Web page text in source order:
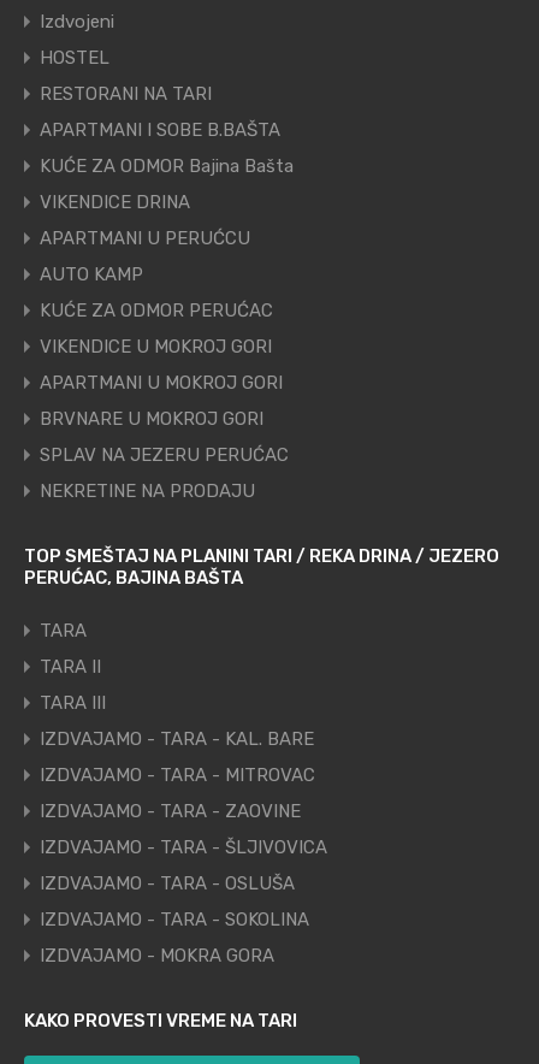
Izdvojeni
HOSTEL
RESTORANI NA TARI
APARTMANI I SOBE B.BAŠTA
KUĆE ZA ODMOR Bajina Bašta
VIKENDICE DRINA
APARTMANI U PERUĆCU
AUTO KAMP
KUĆE ZA ODMOR PERUĆAC
VIKENDICE U MOKROJ GORI
APARTMANI U MOKROJ GORI
BRVNARE U MOKROJ GORI
SPLAV NA JEZERU PERUĆAC
NEKRETINE NA PRODAJU
TOP SMEŠTAJ NA PLANINI TARI / REKA DRINA / JEZERO
PERUĆAC, BAJINA BAŠTA
TARA
TARA II
TARA III
IZDVAJAMO - TARA - KAL. BARE
IZDVAJAMO - TARA - MITROVAC
IZDVAJAMO - TARA - ZAOVINE
IZDVAJAMO - TARA - ŠLJIVOVICA
IZDVAJAMO - TARA - OSLUŠA
IZDVAJAMO - TARA - SOKOLINA
IZDVAJAMO - MOKRA GORA
KAKO PROVESTI VREME NA TARI